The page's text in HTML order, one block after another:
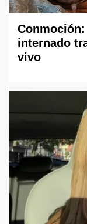
internado
vivo